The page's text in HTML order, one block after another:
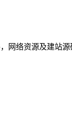
网络资源及建站